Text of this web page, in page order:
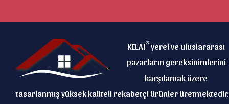
KELAI® yerel ve uluslararası
pazarların gereksinimlerini
karşılamak üzere
tasarlanmış yüksek kaliteli rekabetçi ürünler üretmektedir.